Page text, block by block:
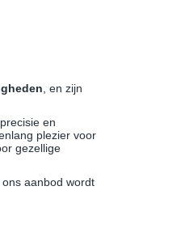
, en zijn
en
plezier voor
gezellige
aanbod wordt